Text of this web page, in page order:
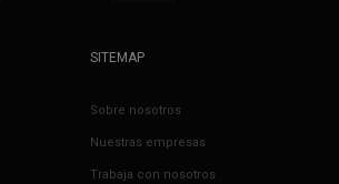
SITEMAP
Sobre nosotros
Nuestras empresas
Trabaja con nosotros